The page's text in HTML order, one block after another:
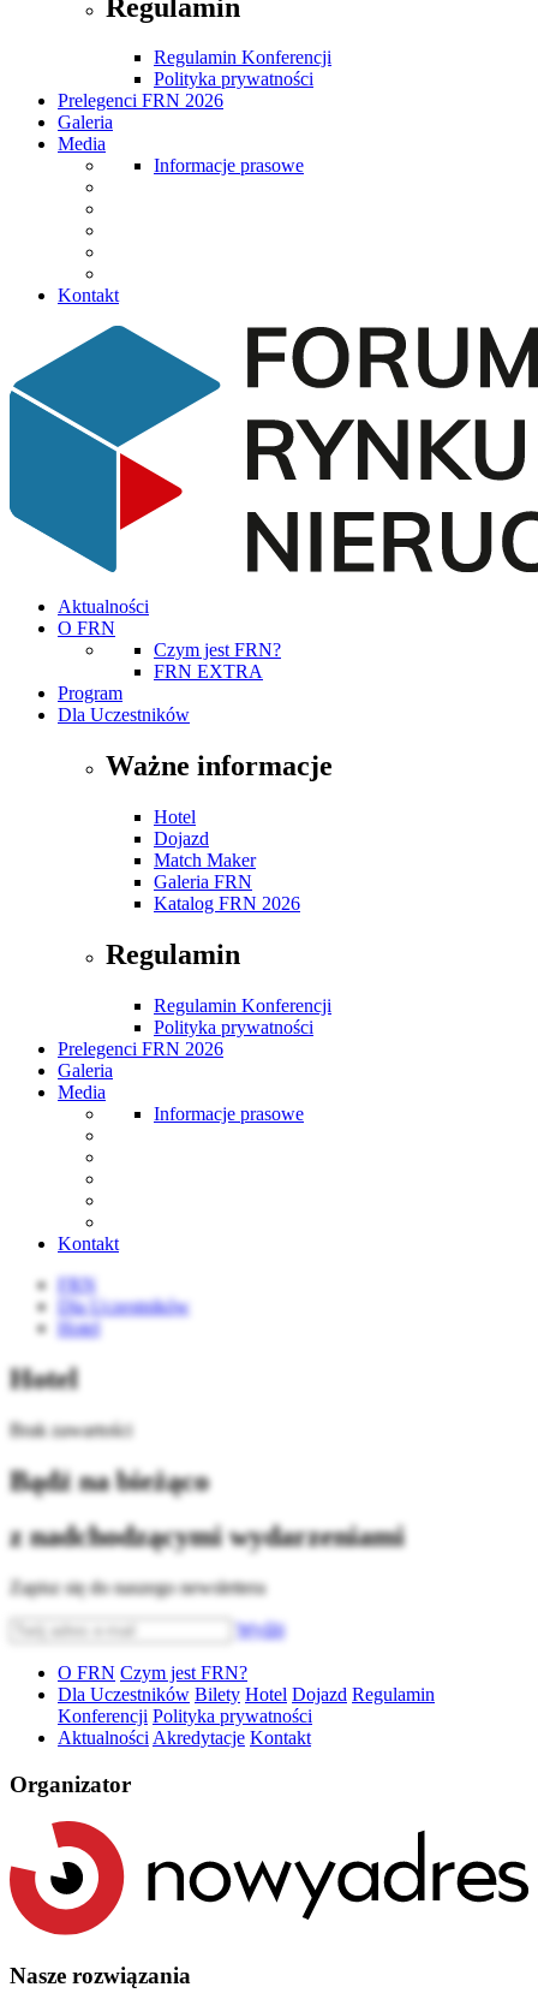
Regulamin
Regulamin Konferencji
Polityka prywatności
Prelegenci FRN 2026
Galeria
Media
Informacje prasowe
Kontakt
Aktualności
O FRN
Czym jest FRN?
FRN EXTRA
Program
Dla Uczestników
Ważne informacje
Hotel
Dojazd
Match Maker
Galeria FRN
Katalog FRN 2026
Regulamin
Regulamin Konferencji
Polityka prywatności
Prelegenci FRN 2026
Galeria
Media
Informacje prasowe
Kontakt
FRN
Dla Uczestników
Hotel
Hotel
Brak zawartości
Bądź na bieżąco
z nadchodzącymi wydarzeniami
Zapisz się do naszego newslettera
Wyślij
O FRN Czym jest FRN?
Dla Uczestników Bilety Hotel Dojazd Regulamin
Konferencji Polityka prywatności
Aktualności Akredytacje Kontakt
Organizator
Nasze rozwiązania